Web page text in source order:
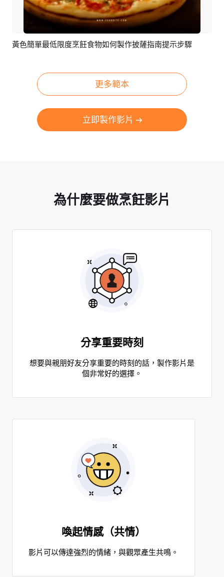
預覽 AI剪同款
黃色簡單最低限度烹飪食物如何製作披薩指南提示步驟
更多範本
立即製作影片
為什麼要做烹飪影片
分享重要時刻
想要與親朋好友分享重要的時刻的話，製作影片是
個非常好的選擇。
喚起情感（共情）
影片可以傳達強烈的情緒，與觀眾產生共鳴。